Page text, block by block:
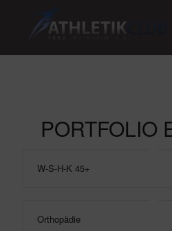
PORTFOLIO
W-S-H-K 45+
Orthopädie